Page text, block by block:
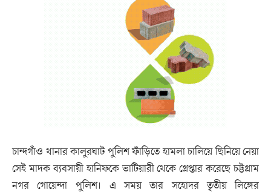
চান্দগাঁও থানার কালুরঘাট পুলিশ ফাঁড়িতে হামলা চালিয়ে ছিনিয়ে নেয়া
সেই মাদক ব্যবসায়ী হানিফকে ভাটিয়ারী থেকে গ্রেপ্তার করেছে চট্টগ্রাম
নগর গোয়েন্দা পুলিশ। এ সময় তার সহোদর তৃতীয় লিঙ্গের